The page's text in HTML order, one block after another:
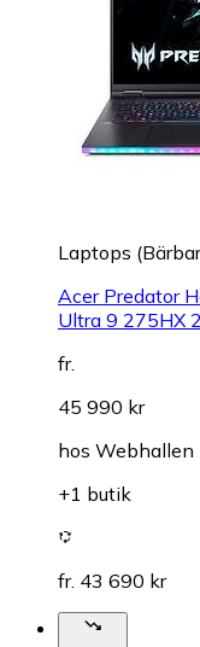
Laptops
Acer Predator
Ultra 9 275HX
fr.
45 990 kr
hos Webhallen
+1 butik
fr. 43 690 kr